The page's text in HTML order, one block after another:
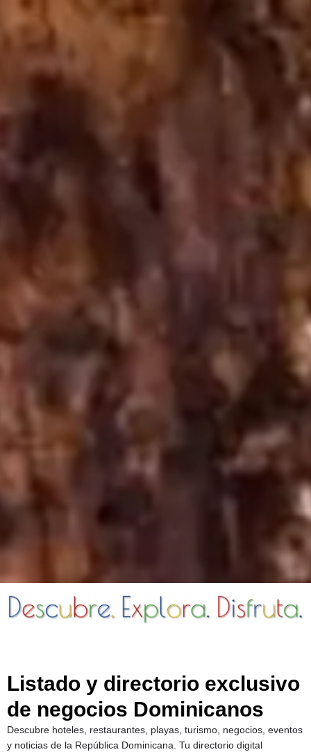
Listado y directorio exclusivo
de negocios Dominicanos
Descubre hoteles, restaurantes, playas, turismo, negocios, eventos
y noticias de la República Dominicana. Tu directorio digital